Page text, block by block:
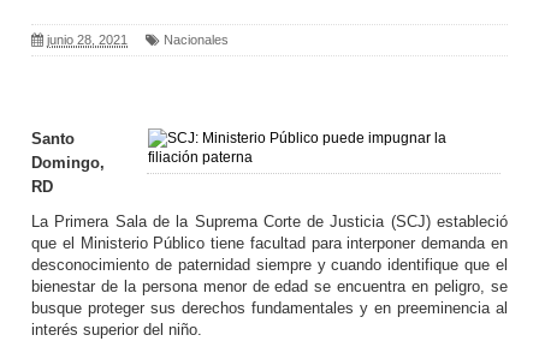
junio 28, 2021 Nacionales
Santo
Domingo,
RD
La Primera Sala de la Suprema Corte de Justicia (SCJ) estableció
que el Ministerio Público tiene facultad para interponer demanda en
desconocimiento de paternidad siempre y cuando identifique que el
bienestar de la persona menor de edad se encuentra en peligro, se
busque proteger sus derechos fundamentales y en preeminencia al
interés superior del niño.